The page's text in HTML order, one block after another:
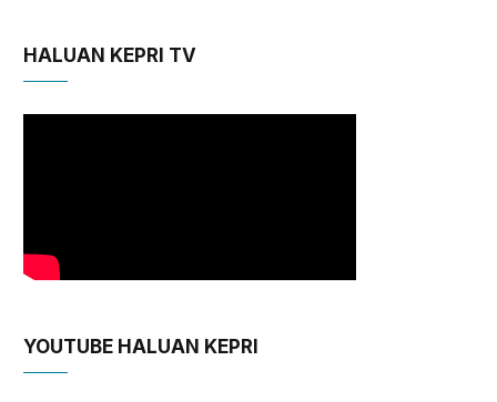
HALUAN KEPRI TV
YOUTUBE HALUAN KEPRI